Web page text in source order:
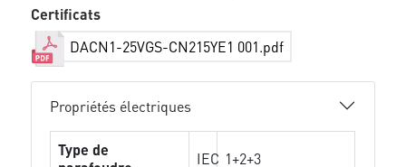
Certificats
DACN1-25VGS-CN215YE1 001.pdf
Propriétés électriques
Type de
IEC 1+2+3